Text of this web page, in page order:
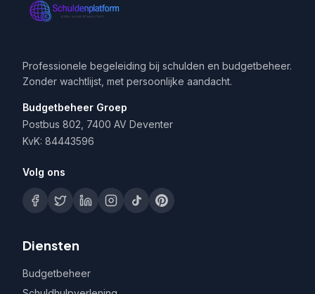
Professionele begeleiding bij schulden en budgetbeheer.
Zonder wachtlijst, met persoonlijke aandacht.
Budgetbeheer Groep
Postbus 802, 7400 AV Deventer
KvK: 84443596
Volg ons
Diensten
Budgetbeheer